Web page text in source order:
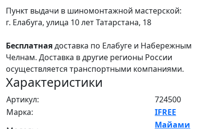
Пункт выдачи в шиномонтажной мастерской:
г. Елабуга, улица 10 лет Татарстана, 18
Бесплатнаядоставка по Елабуге и Набережным
Челнам. Доставка в другие регионы России
осуществляется транспортными компаниями.
Характеристики
Артикул:
724500
Марка:
IFREE
Майами